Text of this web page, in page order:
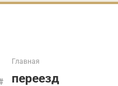
Главная
переезд